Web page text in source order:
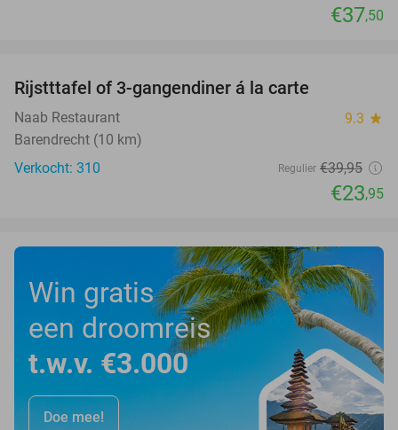
€37,50
Rijstttafel of 3-gangendiner á la carte
Naab Restaurant 9.3 star
Barendrecht (10 km)
Verkocht: 310
Regulier €39,95
€23,95
Win gratis
een droomreis
t.w.v. €3.000
Doe mee!